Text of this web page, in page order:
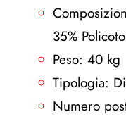
35%
Peso: 40 kg
Tipologia:
Numero